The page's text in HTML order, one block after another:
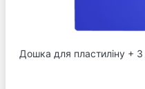
Дошка для пластиліну + 3